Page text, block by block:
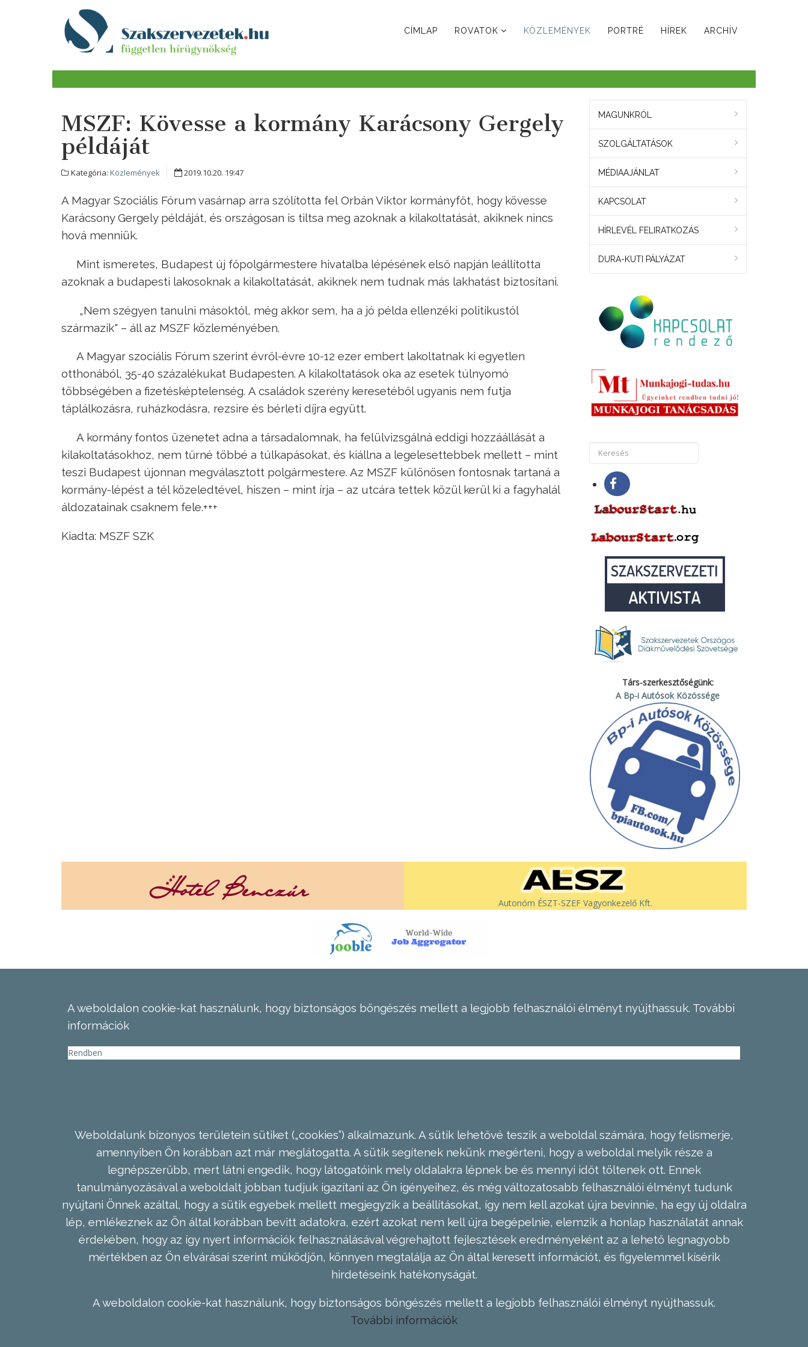
CÍMLAP ROVATOK KÖZLEMÉNYEK PORTRÉ HÍREK ARCHÍV
MSZF: Kövesse a kormány Karácsony Gergely
példáját
Kategória: Közlemények 2019.10.20. 19:47
A Magyar Szociális Fórum vasárnap arra szólította fel Orbán Viktor kormányfőt, hogy kövesse
Karácsony Gergely példáját, és országosan is tiltsa meg azoknak a kilakoltatását, akiknek nincs
hová menniük.
Mint ismeretes, Budapest új főpolgármestere hivatalba lépésének első napján leállította
azoknak a budapesti lakosoknak a kilakoltatását, akiknek nem tudnak más lakhatást biztosítani.
„Nem szégyen tanulni másoktól, még akkor sem, ha a jó példa ellenzéki politikustól
származik" – áll az MSZF közleményében.
A Magyar szociális Fórum szerint évről-évre 10-12 ezer embert lakoltatnak ki egyetlen
otthonából, 35-40 százalékukat Budapesten. A kilakoltatások oka az esetek túlnyomó
többségében a fizetésképtelenség. A családok szerény keresetéből ugyanis nem futja
táplálkozásra, ruházkodásra, rezsire és bérleti díjra együtt.
A kormány fontos üzenetet adna a társadalomnak, ha felülvizsgálná eddigi hozzáállását a
kilakoltatásokhoz, nem tűrné többé a túlkapásokat, és kiállna a legelesettebbek mellett – mint
teszi Budapest újonnan megválasztott polgármestere. Az MSZF különösen fontosnak tartaná a
kormány-lépést a tél közeledtével, hiszen – mint írja – az utcára tettek közül kerül ki a fagyhalál
áldozatainak csaknem fele.+++
Kiadta: MSZF SZK
MAGUNKRÓL
SZOLGÁLTATÁSOK
MÉDIAAJÁNLAT
KAPCSOLAT
HÍRLEVÉL FELIRATKOZÁS
DURA-KUTI PÁLYÁZAT
Társ-szerkesztőségünk:
A Bp-i Autósok Közössége
Autonóm ÉSZT-SZEF Vagyonkezelő Kft.
A weboldalon cookie-kat használunk, hogy biztonságos böngészés mellett a legjobb felhasználói élményt nyújthassuk. További
információk
Rendben
Weboldalunk bizonyos területein sütiket („cookies”) alkalmazunk. A sütik lehetővé teszik a weboldal számára, hogy felismerje,
amennyiben Ön korábban azt már meglátogatta. A sütik segítenek nekünk megérteni, hogy a weboldal melyik része a
legnépszerűbb, mert látni engedik, hogy látogatóink mely oldalakra lépnek be és mennyi időt töltenek ott. Ennek
tanulmányozásával a weboldalt jobban tudjuk igazítani az Ön igényeihez, és még változatosabb felhasználói élményt tudunk
nyújtani Önnek azáltal, hogy a sütik egyebek mellett megjegyzik a beállításokat, így nem kell azokat újra bevinnie, ha egy új oldalra
lép, emlékeznek az Ön által korábban bevitt adatokra, ezért azokat nem kell újra begépelnie, elemzik a honlap használatát annak
érdekében, hogy az így nyert információk felhasználásával végrehajtott fejlesztések eredményeként az a lehető legnagyobb
mértékben az Ön elvárásai szerint működjön, könnyen megtalálja az Ön által keresett információt, és figyelemmel kísérik
hirdetéseink hatékonyságát.
A weboldalon cookie-kat használunk, hogy biztonságos böngészés mellett a legjobb felhasználói élményt nyújthassuk.
További információk